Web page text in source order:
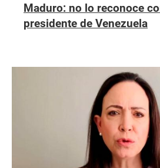
Maduro: no lo reconoce
presidente de Venezuela